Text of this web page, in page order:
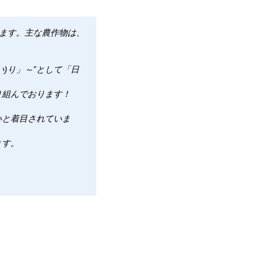
す。主な農作物は、
り」～”として「日
んでおります！
着目されていま
。